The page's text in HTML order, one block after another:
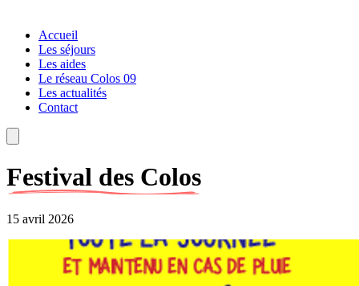
Accueil
Les séjours
Les aides
Le réseau Colos 09
Les actualités
Contact
Festival des Colos
15 avril 2026